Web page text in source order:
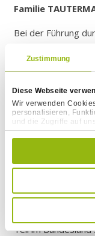
Zustimmung
Diese Webseite
Wir verwenden
personalisieren,
und die Zugriffe auf
geben wir
unsere Partner für
Unsere Partner
die sie im Rahmen
Einwilligungsauswahl
Präferenzen
Familie
Bei der Führung
sehr
Jahresablauf bei
TAUTERMANN
für die Mitglieder
Regionalität auf
Pongau der letzte
uns eine große
Gärtnerein und
zählen. Der
Teil im Bundesland